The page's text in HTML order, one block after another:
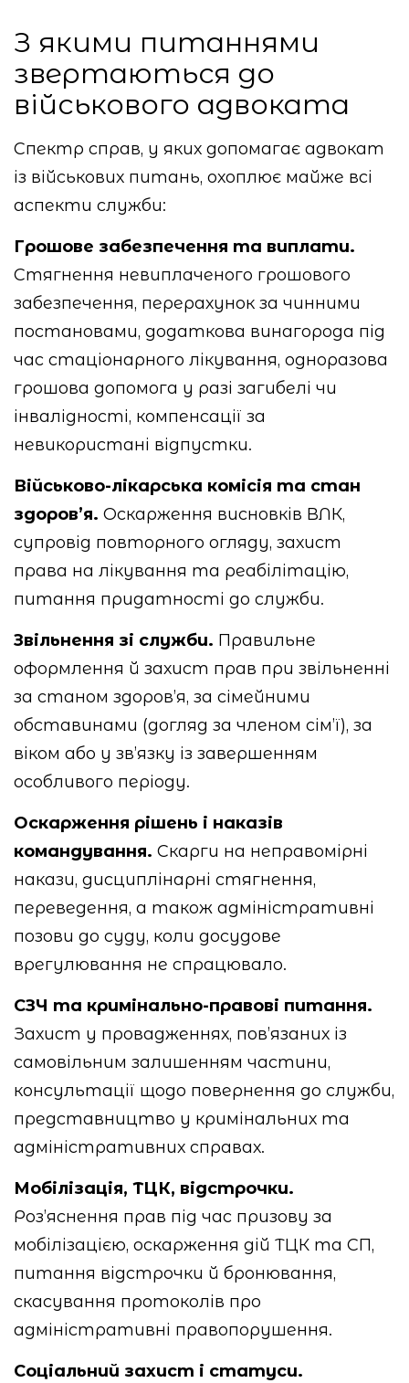
З якими питаннями
звертаються до
військового адвоката
Спектр справ, у яких допомагає адвокат
із військових питань, охоплює майже всі
аспекти служби:
Грошове забезпечення та виплати.
Стягнення невиплаченого грошового
забезпечення, перерахунок за чинними
постановами, додаткова винагорода під
час стаціонарного лікування, одноразова
грошова допомога у разі загибелі чи
інвалідності, компенсації за
невикористані відпустки.
Військово-лікарська комісія та стан
здоров’я. Оскарження висновків ВЛК,
супровід повторного огляду, захист
права на лікування та реабілітацію,
питання придатності до служби.
Звільнення зі служби. Правильне
оформлення й захист прав при звільненні
за станом здоров’я, за сімейними
обставинами (догляд за членом сім’ї), за
віком або у зв’язку із завершенням
особливого періоду.
Оскарження рішень і наказів
командування. Скарги на неправомірні
накази, дисциплінарні стягнення,
переведення, а також адміністративні
позови до суду, коли досудове
врегулювання не спрацювало.
СЗЧ та кримінально-правові питання.
Захист у провадженнях, пов’язаних із
самовільним залишенням частини,
консультації щодо повернення до служби,
представництво у кримінальних та
адміністративних справах.
Мобілізація, ТЦК, відстрочки.
Роз’яснення прав під час призову за
мобілізацією, оскарження дій ТЦК та СП,
питання відстрочки й бронювання,
скасування протоколів про
адміністративні правопорушення.
Соціальний захист і статуси.